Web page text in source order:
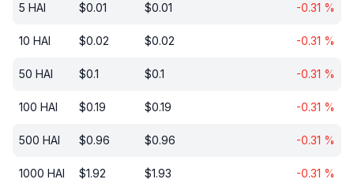
5 HAI $0.01 $0.01 -0.31 %
10 HAI $0.02 $0.02 -0.31 %
50 HAI $0.1 $0.1 -0.31 %
100 HAI $0.19 $0.19 -0.31 %
500 HAI $0.96 $0.96 -0.31 %
1000 HAI $1.92 $1.93 -0.31 %